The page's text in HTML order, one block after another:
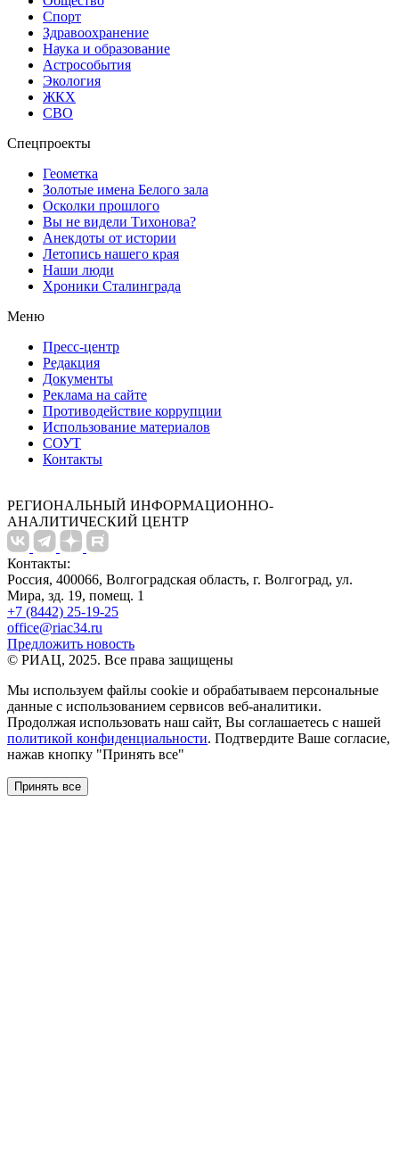
Спорт
Здравоохранение
Наука и образование
Астрособытия
Экология
ЖКХ
СВО
Спецпроекты
Геометка
Золотые имена Белого зала
Осколки прошлого
Вы не видели Тихонова?
Анекдоты от истории
Летопись нашего края
Наши люди
Хроники Сталинграда
Меню
Пресс-центр
Редакция
Документы
Реклама на сайте
Противодействие коррупции
Использование материалов
СОУТ
Контакты
РЕГИОНАЛЬНЫЙ ИНФОРМАЦИОННО-
АНАЛИТИЧЕСКИЙ ЦЕНТР
Контакты:
Россия, 400066, Волгоградская область, г. Волгоград, ул.
Мира, зд. 19, помещ. 1
+7 (8442) 25-19-25
office@riac34.ru
Предложить новость
© РИАЦ, 2025. Все права защищены
Мы используем файлы сookie и обрабатываем персональные
данные с использованием сервисов веб-аналитики.
Продолжая использовать наш сайт, Вы соглашаетесь с нашей
политикой конфиденциальности. Подтвердите Ваше согласие,
нажав кнопку "Принять все"
Принять все